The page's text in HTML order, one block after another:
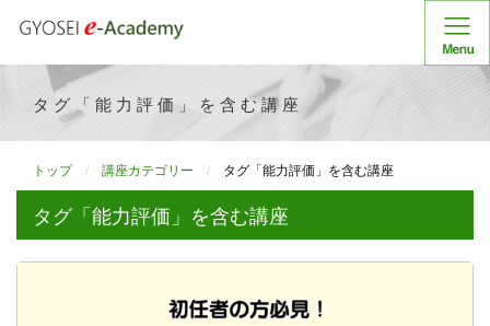
タグ「能力評価」を含む講座
トップ 講座カテゴリー タグ「能力評価」を含む講座
タグ「能力評価」を含む講座